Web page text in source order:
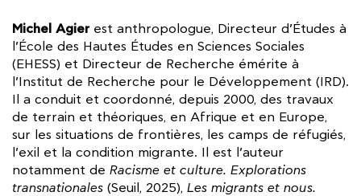
Michel Agierest anthropologue, Directeur d’Études à
l’École des Hautes Études en Sciences Sociales
(EHESS) et Directeur de Recherche émérite à
l’Institut de Recherche pour le Développement (IRD).
Il a conduit et coordonné, depuis 2000, des travaux
de terrain et théoriques, en Afrique et en Europe,
sur les situations de frontières, les camps de réfugiés,
l’exil et la condition migrante. Il est l’auteur
notamment de Racisme et culture. Explorations
transnationales (Seuil, 2025), Les migrants et nous.